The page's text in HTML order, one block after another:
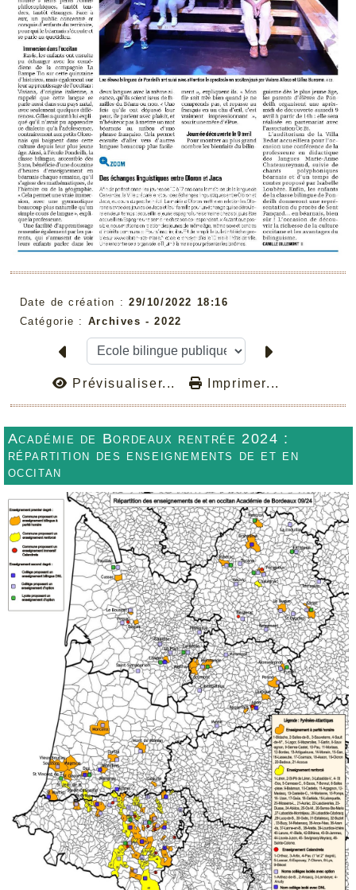
Date de création : 29/10/2022 18:16
Catégorie : Archives -2022
Prévisualiser... Imprimer...
Académie de Bordeaux rentrée 2024 :
répartition des enseignements de et en
occitan